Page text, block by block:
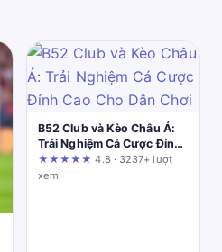
B52 Club và Kèo Châu Á:
Trải Nghiệm Cá Cược Đỉnh
Cao Cho Dân Chơi
★★★★★4.8 · 3237+ lượt
xem